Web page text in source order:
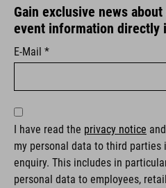
Gain exclusive news
event information directly
E-Mail *
I have read the privacy notice
my personal data to third parties
enquiry. This includes in
personal data to employees,